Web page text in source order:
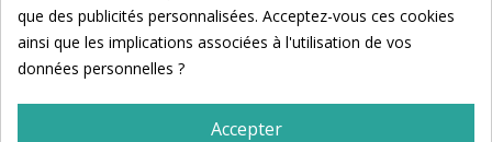
que des publicités personnalisées. Acceptez-vous ces cookies
ainsi que les implications associées à l'utilisation de vos
données personnelles ?
Accepter